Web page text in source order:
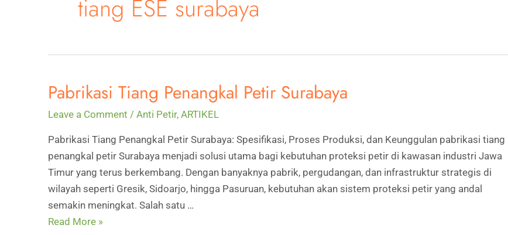
tiang ESE surabaya
Pabrikasi Tiang Penangkal Petir Surabaya
Leave a Comment / Anti Petir, ARTIKEL
Pabrikasi Tiang Penangkal Petir Surabaya: Spesifikasi, Proses Produksi, dan Keunggulan pabrikasi tiang
penangkal petir Surabaya menjadi solusi utama bagi kebutuhan proteksi petir di kawasan industri Jawa
Timur yang terus berkembang. Dengan banyaknya pabrik, pergudangan, dan infrastruktur strategis di
wilayah seperti Gresik, Sidoarjo, hingga Pasuruan, kebutuhan akan sistem proteksi petir yang andal
semakin meningkat. Salah satu …
Pabrikasi
Read More »